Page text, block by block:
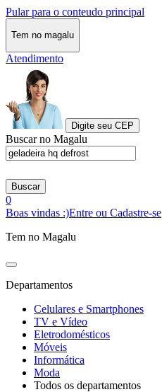
Pular para o conteudo principal
Tem no magalu
Atendimento
Digite seu CEP
Buscar no Magalu
Buscar
0
Boas vindas :)Entre ou Cadastre-se
Tem no Magalu
Departamentos
Celulares e Smartphones
TV e Vídeo
Eletrodomésticos
Móveis
Informática
Moda
Todos os departamentos